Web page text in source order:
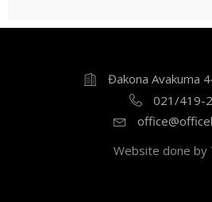
Đakona Avakuma
021/419-
Website done by